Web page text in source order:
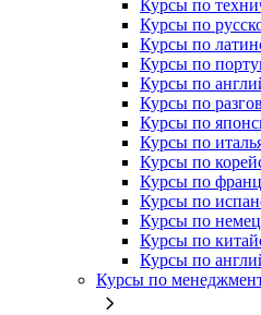
Курсы по
Курсы по
Курсы по
Курсы по
Курсы по
Курсы по
Курсы по
Курсы по
Курсы по
Курсы по
Курсы по
Курсы по
Курсы по
Курсы по
Курсы по